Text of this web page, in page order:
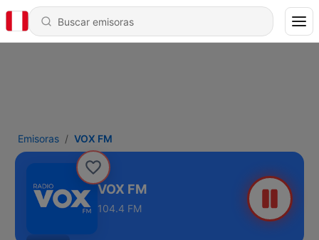
Emisoras VOX FM
VOX FM
104.4 FM